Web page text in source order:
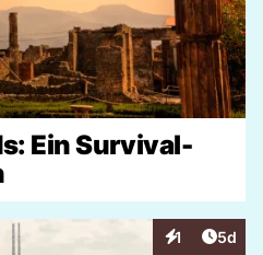
Ein Survival-
1
Interaktionen
5d